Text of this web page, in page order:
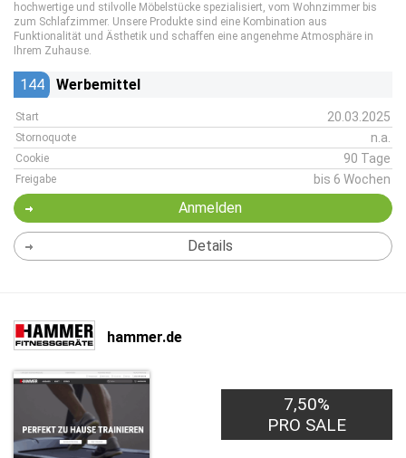
hochwertige und stilvolle Möbelstücke spezialisiert, vom Wohnzimmer bis
zum Schlafzimmer. Unsere Produkte sind eine Kombination aus
Funktionalität und Ästhetik und schaffen eine angenehme Atmosphäre in
Ihrem Zuhause.
144 Werbemittel
Start 20.03.2025
Stornoquote n.a.
Cookie 90 Tage
Freigabe bis 6 Wochen
Anmelden
Details
hammer.de
7,50%
PRO SALE